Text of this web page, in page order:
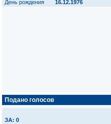
День рождения
16.12.1976
Подано голосов
ЗА: 0